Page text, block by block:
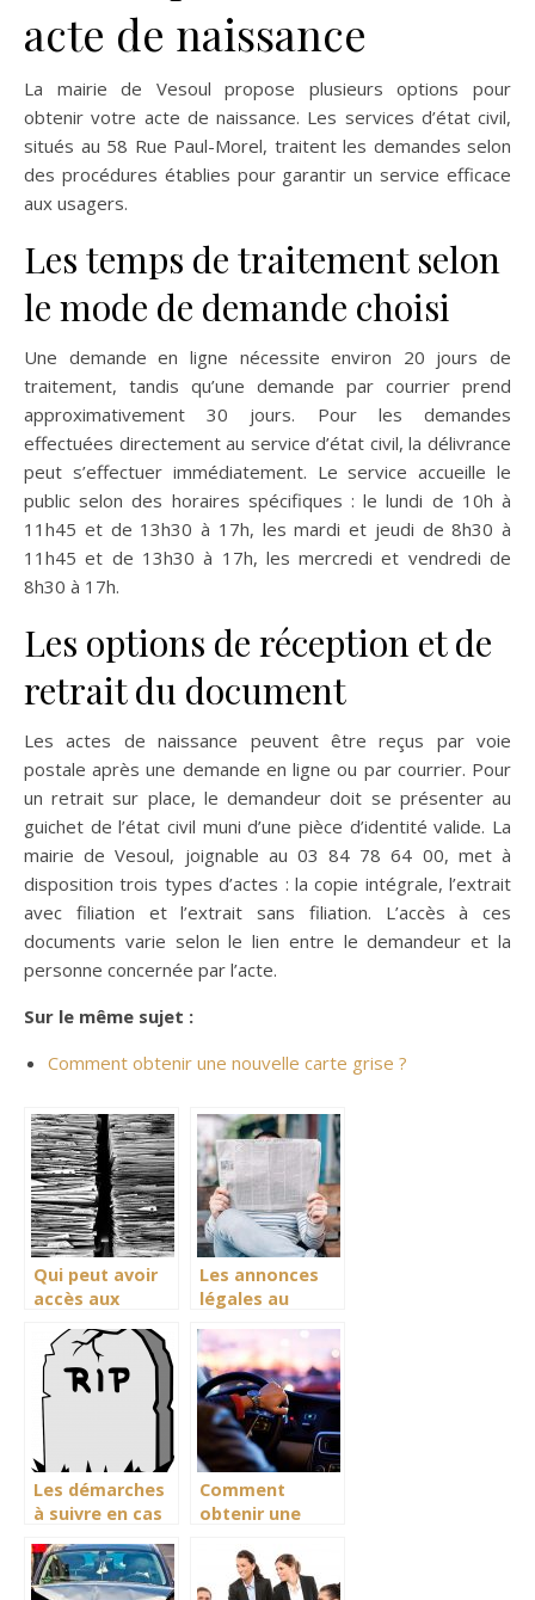
acte de naissance
La mairie de Vesoul propose plusieurs options pour
obtenir votre acte de naissance. Les services d’état civil,
situés au 58 Rue Paul-Morel, traitent les demandes selon
des procédures établies pour garantir un service efficace
aux usagers.
Les temps de traitement selon
le mode de demande choisi
Une demande en ligne nécessite environ 20 jours de
traitement, tandis qu’une demande par courrier prend
approximativement 30 jours. Pour les demandes
effectuées directement au service d’état civil, la délivrance
peut s’effectuer immédiatement. Le service accueille le
public selon des horaires spécifiques : le lundi de 10h à
11h45 et de 13h30 à 17h, les mardi et jeudi de 8h30 à
11h45 et de 13h30 à 17h, les mercredi et vendredi de
8h30 à 17h.
Les options de réception et de
retrait du document
Les actes de naissance peuvent être reçus par voie
postale après une demande en ligne ou par courrier. Pour
un retrait sur place, le demandeur doit se présenter au
guichet de l’état civil muni d’une pièce d’identité valide. La
mairie de Vesoul, joignable au 03 84 78 64 00, met à
disposition trois types d’actes : la copie intégrale, l’extrait
avec filiation et l’extrait sans filiation. L’accès à ces
documents varie selon le lien entre le demandeur et la
personne concernée par l’acte.
Sur le même sujet :
Comment obtenir une nouvelle carte grise ?
Qui peut avoir
accès aux
administratifs?
Les annonces
légales au
chez JAL
Les démarches
à suivre en cas
proche
Comment
obtenir une
grise ?